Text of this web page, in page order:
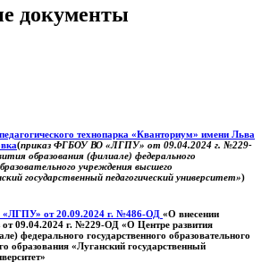
документы
технопарка «Кванториум» имени Льва
(приказ ФГБОУ ВО «ЛГПУ» от 09.04.2024 г. №229-
образования (филиале) федерального
учреждения высшего
государственный педагогический университет»)
от 20.09.2024 г. №486-ОД «О внесении
от 09.04.2024 г. №229-ОД «О Центре развития
федерального государственного образовательного
образования «Луганский государственный